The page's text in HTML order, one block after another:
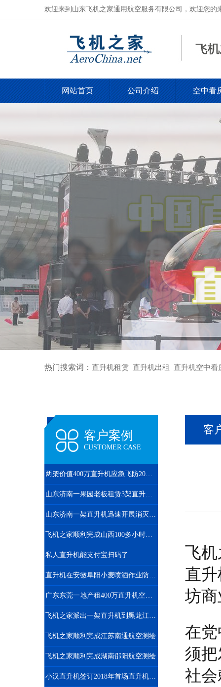
欢迎来到山东飞机之家通用航空服务有限公司，欢迎您的
网站首页 公司介绍 空中看
热门搜索词： 直升机租赁 直升机出租 直升机空中看
客户案例
CUSTOMER CASE
两架价值400万直升机应急飞防20万亩小麦赤霉病
山东济南一果园老板租赁3架直升机开业庆典
山东济南一架直升机迅速开展消灭春尺蠖行动
飞机之家顺利完成山西100多小时直升机测绘
私人直升机能支付宝扫码了
直升机在安徽阜阳小麦喷洒作业防治赤霉病
广东东莞一地产租400万直升机空中看房
飞机之家派出一架直升机到黑龙江齐齐哈尔执行为期半年任务
飞机之家顺利完成江苏南通航空测绘
飞机之家顺利完成湖南邵阳航空测绘
小汉直升机签订2018年首场直升机婚礼合同
客
飞
直
坊
在
须
社